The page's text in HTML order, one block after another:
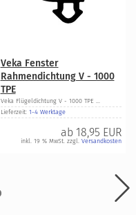
Veka Fenster
Rahmendichtung V - 1000
TPE
Veka Flügeldichtung V - 1000 TPE ...
Lieferzeit: 1-4 Werktage
ab 18,95 EUR
inkl. 19 % MwSt. zzgl. Versandkosten